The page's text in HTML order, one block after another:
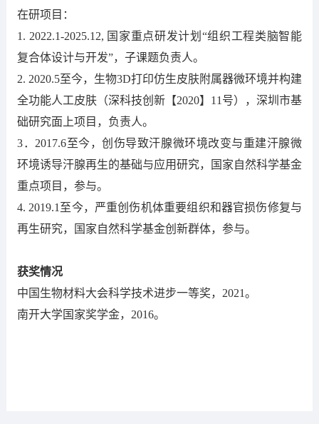
在研项目：
1. 2022.1-2025.12, 国家重点研发计划“组织工程类脑智能
复合体设计与开发”，子课题负责人。
2. 2020.5至今，生物3D打印仿生皮肤附属器微环境并构建
全功能人工皮肤（深科技创新【2020】11号），深圳市基
础研究面上项目，负责人。
3．2017.6至今，创伤导致汗腺微环境改变与重建汗腺微
环境诱导汗腺再生的基础与应用研究，国家自然科学基金
重点项目，参与。
4. 2019.1至今，严重创伤机体重要组织和器官损伤修复与
再生研究，国家自然科学基金创新群体，参与。
获奖情况
中国生物材料大会科学技术进步一等奖，2021。
南开大学国家奖学金，2016。